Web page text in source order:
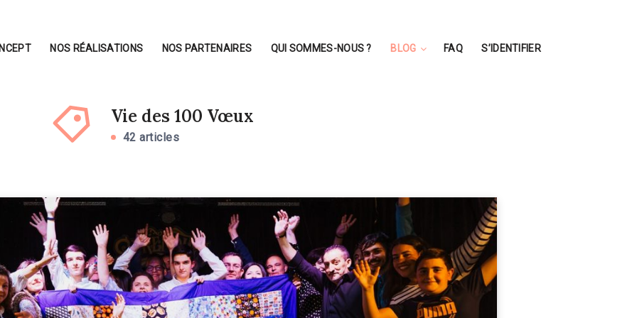
NOS RÉALISATIONS NOS PARTENAIRES QUI SOMMES-NOUS ? BLOG FAQ S’IDENTIFIER
Vie des 100 Vœux
42 articles